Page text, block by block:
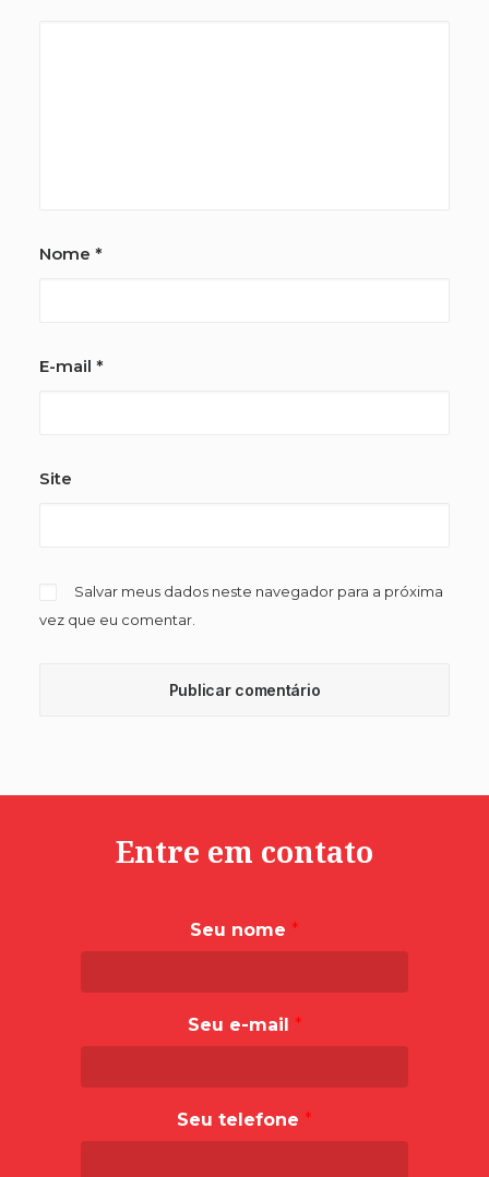
Nome *
E-mail *
Site
Salvar meus dados neste navegador para a próxima
vez que eu comentar.
Entre em contato
Seu nome *
Seu e-mail *
Seu telefone *